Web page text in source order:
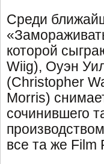
Среди
которой
Wiig), Оуэн
(Christopher
Morris)
сочинившего
все та же Film